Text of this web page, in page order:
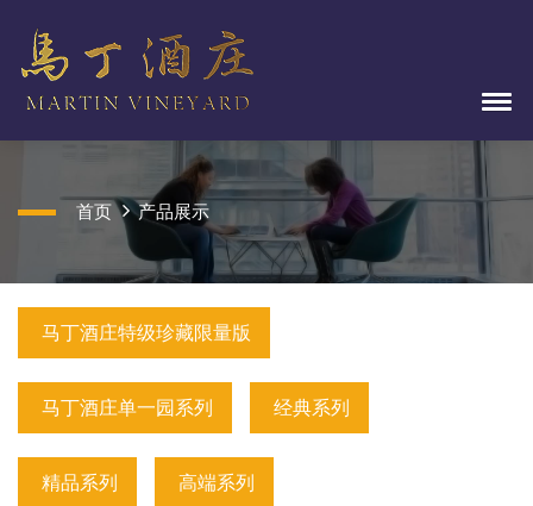
首页 产品展示
马丁酒庄特级珍藏限量版
马丁酒庄单一园系列 经典系列
精品系列 高端系列